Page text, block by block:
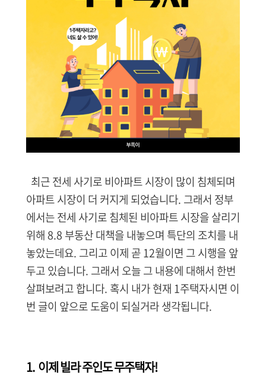
최근 전세 사기로 비아파트 시장이 많이 침체되며
아파트 시장이 더 커지게 되었습니다. 그래서 정부
에서는 전세 사기로 침체된 비아파트 시장을 살리기
위해 8.8 부동산 대책을 내놓으며 특단의 조치를 내
놓았는데요. 그리고 이제 곧 12월이면 그 시행을 앞
두고 있습니다. 그래서 오늘 그 내용에 대해서 한번
살펴보려고 합니다. 혹시 내가 현재 1주택자시면 이
번 글이 앞으로 도움이 되실거라 생각됩니다.
1. 이제 빌라 주인도 무주택자!